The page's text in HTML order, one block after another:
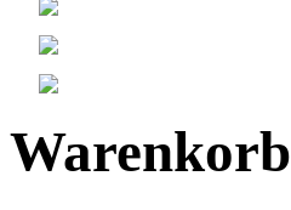
Warenkorb